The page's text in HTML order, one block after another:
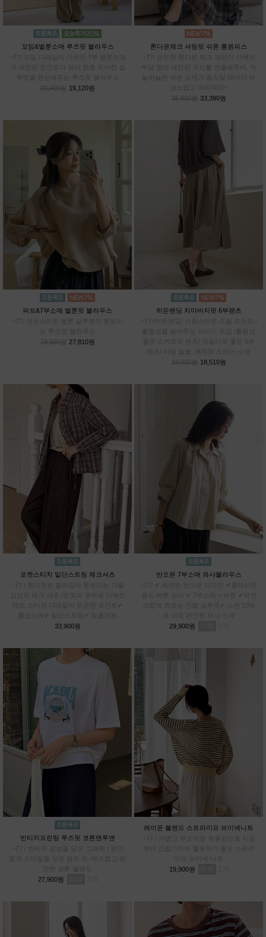
꼬임&벌룬소매 루즈핏 블라우스
~77/ 꼬임 디테일이 더해진 7부 벌룬소매
가 세련된 포인트가 되어 한층 우아한 실
루엣을 완성해주는 루즈핏 블라우스
23,900원 19,120원
톤다운체크 셔링핏 쉬폰 롱원피스
부담 없이 세련된 무드를 연출해주며, 하
늘하늘한 쉬폰 소재가 움직일 때마다 여
성스럽고 여리여리~
35,900원 33,390원
퍼프&7부소매 벌룬핏 블라우스
~77/ 여성스러운 벌룬 실루엣이 돋보이
는 루즈핏 블라우스
29,900원 27,810원
히든밴딩 치마바지핏 6부팬츠
~77+히든밴딩/ 사랑스러운 프릴 포인트 /
활동성을 높여주는 사이드 트임 /활동성
좋은 스커트핏 팬츠/ 데일리로 좋은 6부
팬츠/ 바람 솔솔, 쾌적한 드라이 소재
19,900원 18,510원
포켓스티치 밑단스트링 체크셔츠
~77 / 톤다운된 컬러감이 돋보이는 가을
감성의 체크 셔츠 /포켓과 뒷턱에 더해진
레드 스티치 디테일이 은은한 포인트✔
롤업소매✔ 밑단스트링✔ 링클코튼
33,900원
반오픈 7부소매 와샤블라우스
~77/ ✔ 세련된 반오픈 디자인 ✔클래식한
골드 버튼 장식 ✔ 7부소매 + 버튼 ✔자연
스럽게 흐르는 언발 실루엣✔ 스판 10%
로 더욱 편안한 와샤 소재
29,900원
빈티지프린팅 루즈핏 코튼맨투맨
~77 / 빈티지 감성을 담은 그래픽 / 편안
함과 스타일을 모두 담은 핏 /부드럽고 편
27,900원
레이온 블렌드 스트라이프 브이넥니트
~77 / 가볍고 부드러운 착용감으로 지금
부터 간절기까지 활용하기 좋은 스트라
19,900원